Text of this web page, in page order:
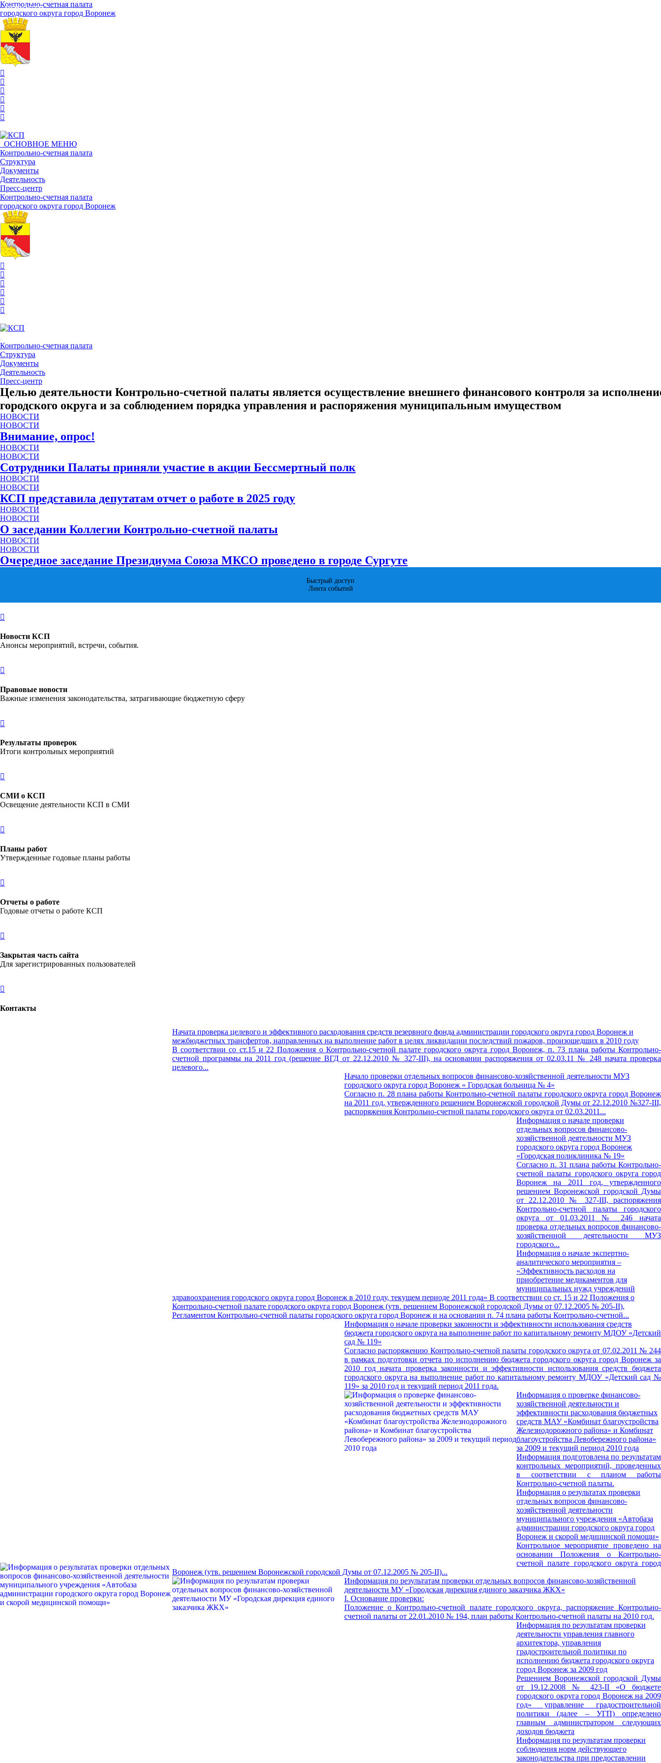
Контрольно-счетная палата
городского округа город Воронеж
ОСНОВНОЕ МЕНЮ
Контрольно-счетная палата
Структура
Документы
Деятельность
Пресс-центр
Контрольно-счетная палата
городского округа город Воронеж
Контрольно-счетная палата
Структура
Документы
Деятельность
Пресс-центр
Целью деятельности Контрольно-счетной палаты является осуществление внешнего финансового контроля за
городского округа и за соблюдением порядка управления и распоряжения муниципальным имуществом
НОВОСТИ
НОВОСТИ
Внимание, опрос!
НОВОСТИ
НОВОСТИ
Сотрудники Палаты приняли участие в акции Бессмертный полк
НОВОСТИ
НОВОСТИ
КСП представила депутатам отчет о работе в 2025 году
НОВОСТИ
НОВОСТИ
О заседании Коллегии Контрольно-счетной палаты
НОВОСТИ
НОВОСТИ
Очередное заседание Президиума Союза МКСО проведено в городе Сургуте
Быстрый доступ
Лента событий
Новости КСП
Анонсы мероприятий, встречи, события.
Правовые новости
Важные изменения законодательства, затрагивающие бюджетную сферу
Результаты проверок
Итоги контрольных мероприятий
СМИ о КСП
Освещение деятельности КСП в СМИ
Планы работ
Утвержденные годовые планы работы
Отчеты о работе
Годовые отчеты о работе КСП
Закрытая часть сайта
Для зарегистрированных пользователей
Контакты
Начата проверка целевого и эффективного расходования средств резервного фонда администрации городского округа город Воронеж и
межбюджетных трансфертов, направленных на выполнение работ в целях ликвидации последствий пожаров, произошедших в 2010 году
В соответствии со ст.15 и 22 Положения о Контрольно-счетной палате городского округа город Воронеж, п. 73 плана работы Контрольно-
счетной программы на 2011 год (решение ВГД от 22.12.2010 № 327-III), на основании распоряжения от 02.03.11 № 248 начата проверка
целевого...
Начало проверки отдельных вопросов финансово-хозяйственной деятельности МУЗ
городского округа город Воронеж « Городская больница № 4»
Согласно п. 28 плана работы Контрольно-счетной палаты городского округа город Воронеж
на 2011 год, утвержденного решением Воронежской городской Думы от 22.12.2010 №327-III,
распоряжения Контрольно-счетной палаты городского округа от 02.03.2011...
Информация о начале проверки
отдельных вопросов финансово-
хозяйственной деятельности МУЗ
городского округа город Воронеж
«Городская поликлиника № 19»
Согласно п. 31 плана работы Контрольно-
счетной палаты городского округа город
Воронеж на 2011 год, утвержденного
решением Воронежской городской Думы
от 22.12.2010 № 327-III, распоряжения
Контрольно-счетной палаты городского
округа от 01.03.2011 № 246 начата
проверка отдельных вопросов финансово-
хозяйственной деятельности МУЗ
городского...
Информация о начале экспертно-
аналитического мероприятия –
«Эффективность расходов на
приобретение медикаментов для
муниципальных нужд учреждений
здравоохранения городского округа город Воронеж в 2010 году, текущем периоде 2011 года» В соответствии со ст. 15 и 22 Положения о
Контрольно-счетной палате городского округа город Воронеж (утв. решением Воронежской городской Думы от 07.12.2005 № 205-II),
Регламентом Контрольно-счетной палаты городского округа город Воронеж и на основании п. 74 плана работы Контрольно-счетной...
Информация о начале проверки законности и эффективности использования средств
бюджета городского округа на выполнение работ по капитальному ремонту МДОУ «Детский
сад № 119»
Согласно распоряжению Контрольно-счетной палаты городского округа от 07.02.2011 № 244
в рамках подготовки отчета по исполнению бюджета городского округа город Воронеж за
2010 год начата проверка законности и эффективности использования средств бюджета
городского округа на выполнение работ по капитальному ремонту МДОУ «Детский сад №
119» за 2010 год и текущий период 2011 года.
Информация о проверке финансово-
хозяйственной деятельности и
эффективности расходования бюджетных
средств МАУ «Комбинат благоустройства
Железнодорожного района» и Комбинат
благоустройства Левобережного района»
за 2009 и текущий период 2010 года
Информация подготовлена по результатам
контрольных мероприятий, проведенных
в соответствии с планом работы
Контрольно-счетной палаты.
Информация о результатах проверки
отдельных вопросов финансово-
хозяйственной деятельности
муниципального учреждения «Автобаза
администрации городского округа город
Воронеж и скорой медицинской помощи»
Контрольное мероприятие проведено на
основании Положения о Контрольно-
счетной палате городского округа город
Воронеж (утв. решением Воронежской городской Думы от 07.12.2005 № 205-II)...
Информация по результатам проверки отдельных вопросов финансово-хозяйственной
деятельности МУ «Городская дирекция единого заказчика ЖКХ»
I. Основание проверки:
Положение о Контрольно-счетной палате городского округа, распоряжение Контрольно-
счетной палаты от 22.01.2010 № 194, план работы Контрольно-счетной палаты на 2010 год.
Информация по результатам проверки
деятельности управления главного
архитектора, управления
градостроительной политики по
исполнению бюджета городского округа
город Воронеж за 2009 год
Решением Воронежской городской Думы
от 19.12.2008 № 423-II «О бюджете
городского округа город Воронеж на 2009
год» управление градостроительной
политики (далее – УГП) определено
главным администратором следующих
доходов бюджета
Информация по результатам проверки
соблюдения норм действующего
законодательства при предоставлении
НОВОСТИ
НОВОСТИ
НОВОСТИ
НОВОСТИ
НОВОСТИ
НОВОСТИ
НОВОСТИ
НОВОСТИ
НОВОСТИ
НОВОСТИ